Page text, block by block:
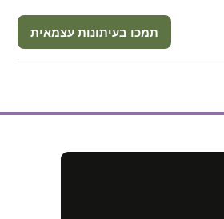
תמכו בעיתונות עצמאית